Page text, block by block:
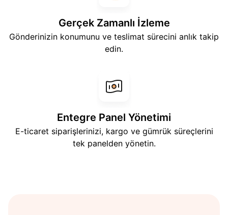
Gerçek Zamanlı İzleme
Gönderinizin konumunu ve teslimat sürecini anlık takip
edin.
Entegre Panel Yönetimi
E-ticaret siparişlerinizi, kargo ve gümrük süreçlerini
tek panelden yönetin.